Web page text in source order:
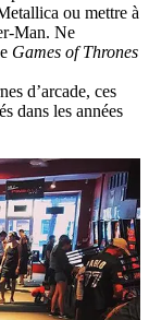
ou mettre à
Man. Ne
Games of Thrones
d’arcade, ces
dans les années